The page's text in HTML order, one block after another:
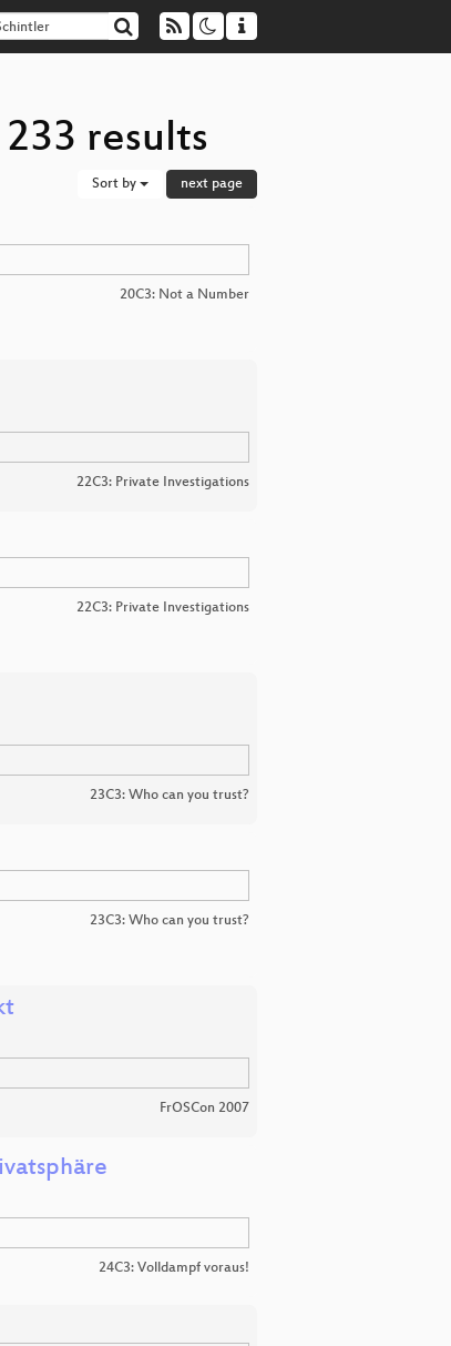
results
Sort by next page
20C3: Not a Number
22C3: Private Investigations
22C3: Private Investigations
23C3: Who can you trust?
23C3: Who can you trust?
FrOSCon 2007
24C3: Volldampf voraus!